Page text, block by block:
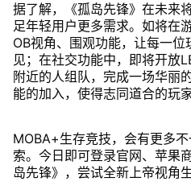
据了解，《孤岛先锋》在未来
足年轻用户更多需求。如将在
OB视角、围观功能，让每一
见；在社交功能中，即将开放
附近的人组队，完成一场华丽
能的加入，使得志同道合的玩
MOBA+生存竞技，会有更多
索。今日即可登录官网、苹果
岛先锋》，尝试全新上帝视角